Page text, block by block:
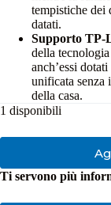
tempistiche dei
datati.
Supporto TP-
della
anch’essi
unificata senza
della casa.
1 disponibili
Ti servono più